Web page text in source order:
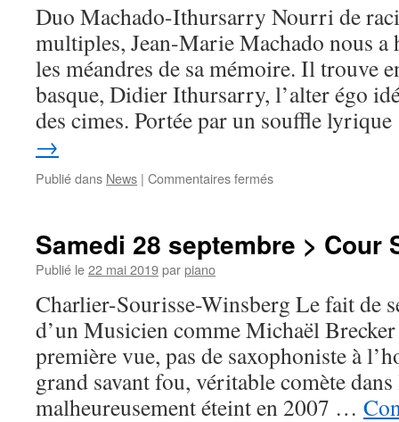
30
Duo Machado-Ithursarry Nourri de
multiples, Jean-Marie Machado nous a
les méandres de sa mémoire. Il trouve
basque, Didier Ithursarry, l’alter égo
des cimes. Portée par un souffle
→
Publié dans News | Commentaires ferméssur
>
>
17h
30
Samedi 28 septembre > Cour
Publié le22 mai 2019parpiano
Charlier-Sourisse-Winsberg Le fait de
d’un Musicien comme Michaël
première vue, pas de saxophoniste à
grand savant fou, véritable comète dans
malheureusement éteint en 2007 …